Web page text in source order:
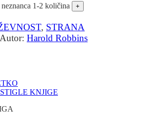
1-2 količina
, STRANA
Autor: Harold Robbins
KNJIGE